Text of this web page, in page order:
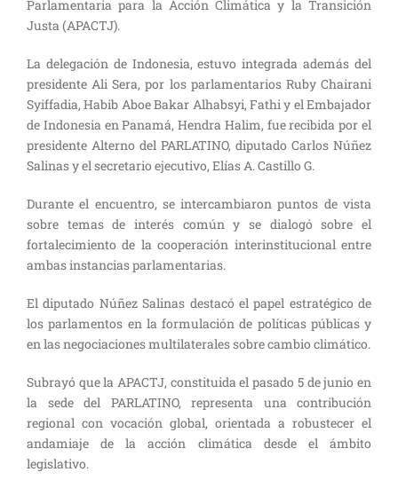
Parlamentaria para la Acción Climática y la Transición
Justa (APACTJ).
La delegación de Indonesia, estuvo integrada además del
presidente Ali Sera, por los parlamentarios Ruby Chairani
Syiffadia, Habib Aboe Bakar Alhabsyi, Fathi y el Embajador
de Indonesia en Panamá, Hendra Halim, fue recibida por el
presidente Alterno del PARLATINO, diputado Carlos Núñez
Salinas y el secretario ejecutivo, Elías A. Castillo G.
Durante el encuentro, se intercambiaron puntos de vista
sobre temas de interés común y se dialogó sobre el
fortalecimiento de la cooperación interinstitucional entre
ambas instancias parlamentarias.
El diputado Núñez Salinas destacó el papel estratégico de
los parlamentos en la formulación de políticas públicas y
en las negociaciones multilaterales sobre cambio climático.
Subrayó que la APACTJ, constituida el pasado 5 de junio en
la sede del PARLATINO, representa una contribución
regional con vocación global, orientada a robustecer el
andamiaje de la acción climática desde el ámbito
legislativo.